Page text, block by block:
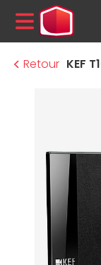
MENU
Retour KEF